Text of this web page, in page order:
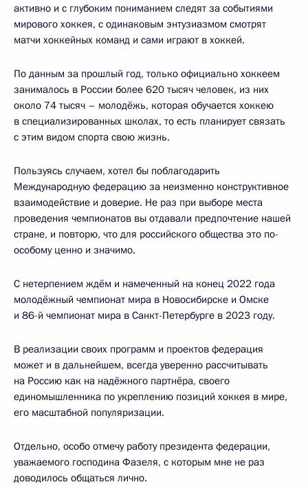
активно и с глубоким пониманием следят за событиями
мирового хоккея, с одинаковым энтузиазмом смотрят
матчи хоккейных команд и сами играют в хоккей.
По данным за прошлый год, только официально хоккеем
занималось в России более 620 тысяч человек, из них
около 74 тысяч – молодёжь, которая обучается хоккею
в специализированных школах, то есть планирует связать
с этим видом спорта свою жизнь.
Пользуясь случаем, хотел бы поблагодарить
Международную федерацию за неизменно конструктивное
взаимодействие и доверие. Не раз при выборе места
проведения чемпионатов вы отдавали предпочтение нашей
стране, и повторю, что для российского общества это по-
особому ценно и значимо.
С нетерпением ждём и намеченный на конец 2022 года
молодёжный чемпионат мира в Новосибирске и Омске
и 86-й чемпионат мира в Санкт-Петербурге в 2023 году.
В реализации своих программ и проектов федерация
может и в дальнейшем, всегда уверенно рассчитывать
на Россию как на надёжного партнёра, своего
единомышленника по укреплению позиций хоккея в мире,
его масштабной популяризации.
Отдельно, особо отмечу работу президента федерации,
уважаемого господина Фазеля, с которым мне не раз
доводилось общаться лично.